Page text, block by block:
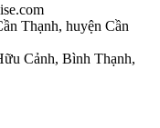
Thạnh, huyện Cần
Cảnh, Bình Thạnh,